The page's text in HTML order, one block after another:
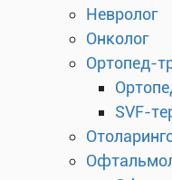
Невролог
Онколог
Ортопед-
SVF-